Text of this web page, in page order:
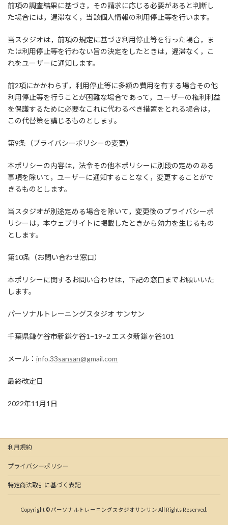
前項の調査結果に基づき，その請求に応じる必要があると判断し
た場合には，遅滞なく，当該個人情報の利用停止等を行います。
当スタジオは，前項の規定に基づき利用停止等を行った場合，ま
たは利用停止等を行わない旨の決定をしたときは，遅滞なく，こ
れをユーザーに通知します。
前2項にかかわらず，利用停止等に多額の費用を有する場合その他
利用停止等を行うことが困難な場合であって，ユーザーの権利利益
を保護するために必要なこれに代わるべき措置をとれる場合は，
この代替策を講じるものとします。
第9条（プライバシーポリシーの変更）
本ポリシーの内容は，法令その他本ポリシーに別段の定めのある
事項を除いて，ユーザーに通知することなく，変更することがで
きるものとします。
当スタジオが別途定める場合を除いて，変更後のプライバシーポ
リシーは，本ウェブサイトに掲載したときから効力を生じるもの
とします。
第10条（お問い合わせ窓口）
本ポリシーに関するお問い合わせは，下記の窓口までお願いいた
します。
パーソナルトレーニングスタジオ サンサン
千葉県鎌ケ谷市新鎌ケ谷1−19−2 エスタ新鎌ヶ谷101
メール： info.33sansan@gmail.com
最終改定日
2022年11月1日
利用規約
プライバシーポリシー
特定商法取引に基づく表記
Copyright © パーソナルトレーニングスタジオサンサン All Rights Reserved.